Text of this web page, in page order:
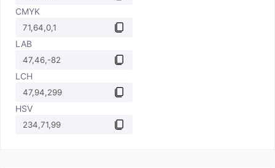
CMYK
LAB
LCH
HSV